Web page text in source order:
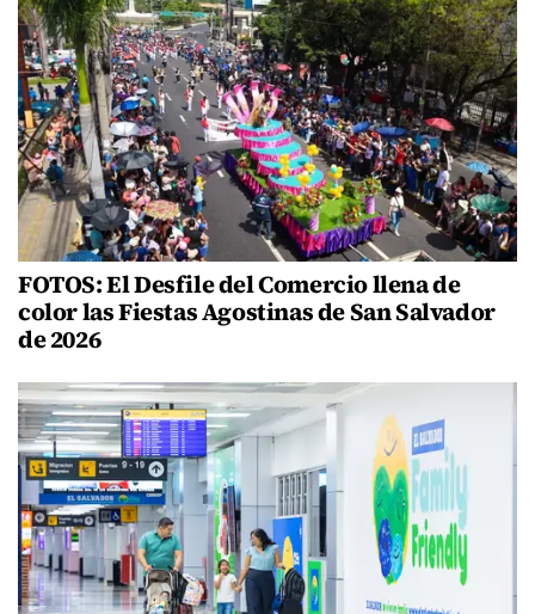
FOTOS: El Desfile del Comercio llena de
color las Fiestas Agostinas de San Salvador
de 2026